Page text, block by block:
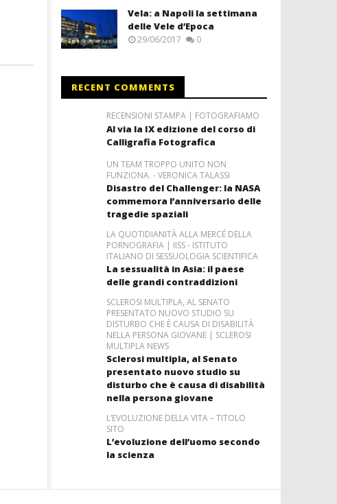
Vela: a Napoli la settimana
delle Vele d’Epoca
29/06/2017 0
RECENT COMMENTS
RECENSIONI STAMPA | FOTOGRAFIAMO
Al via la IX edizione del corso di
Calligrafia Fotografica
UN TEAM TROPPO UNITO NON
FUNZIONA. - VERONICA TALASSI
Disastro del Challenger: la NASA
commemora l’anniversario delle
tragedie spaziali
LA QUOTIDIANITÀ ALLA MERCÉ DELLA
PORNOGRAFIA | IISS - ISTITUTO
ITALIANO DI SESSUOLOGIA SCIENTIFICA
La sessualità in Asia: il paese
delle grandi contraddizioni
SCLEROSI MULTIPLA, AL SENATO
PRESENTATO NUOVO STUDIO SU
DISTURBO CHE È CAUSA DI DISABILITÀ
NELLA PERSONA GIOVANE | SCLEROSI
MULTIPLA NEWS
Sclerosi multipla, al Senato
presentato nuovo studio su
disturbo che è causa di disabilità
nella persona giovane
L’EVOLUZIONE DELLA VITA – TITOLO
SITO
L’evoluzione dell’uomo secondo
la scienza